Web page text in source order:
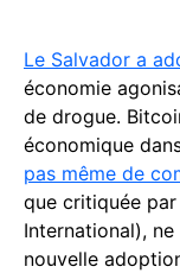
Le Salvador a
économie
de drogue.
économique
pas même de
que critiquée
International),
nouvelle